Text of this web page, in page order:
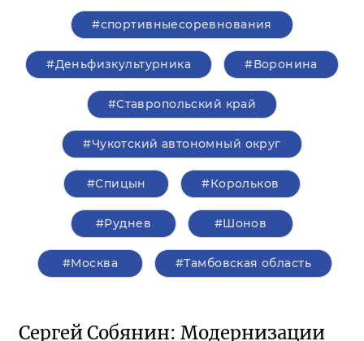
#спортивныесоревнования
#Деньфизкультурника #Воронина
#Ставропольский край
#Чукотский автономный округ
#Спицын #Корольков
#Руднев #Шонов
#Москва #Тамбовская область
Сергей Собянин: Модернизации